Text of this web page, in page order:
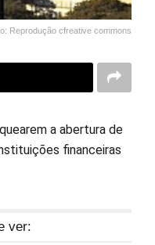
Reprodução cfreative commons
a abertura de
financeiras
ver: